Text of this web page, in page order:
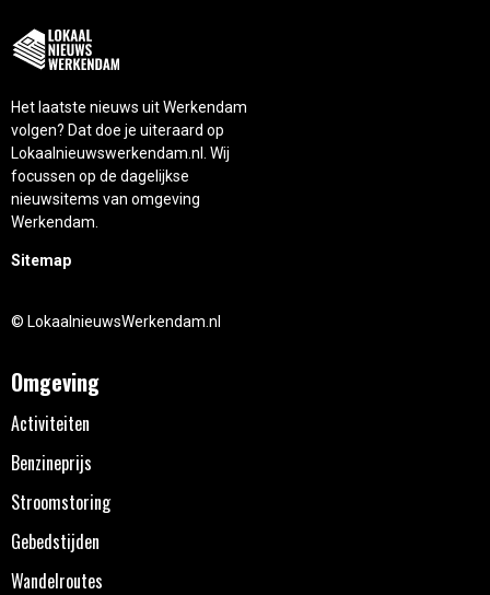
Het laatste nieuws uit Werkendam
volgen? Dat doe je uiteraard op
Lokaalnieuwswerkendam.nl. Wij
focussen op de dagelijkse
nieuwsitems van omgeving
Werkendam.
Sitemap
© LokaalnieuwsWerkendam.nl
Omgeving
Activiteiten
Benzineprijs
Stroomstoring
Gebedstijden
Wandelroutes